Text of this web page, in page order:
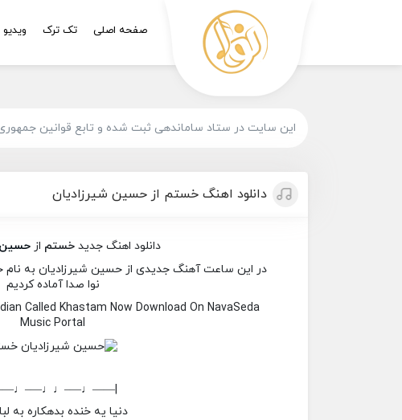
صفحه اصلی تک ترک ویدیو
این سایت در ستاد ساماندهی ثبت شده و تابع قوانین
دانلود اهنگ خستم از حسین شیرزادیان
دانلود اهنگ جدیدخستم ازحسین
در این ساعت آهنگ جدیدی از حسین شیرزادیان به نام
نوا صدا آماده کردیم
Called Khastam Now Download On NavaSeda
Music Portal
دنیا یه خنده بدهکاره به